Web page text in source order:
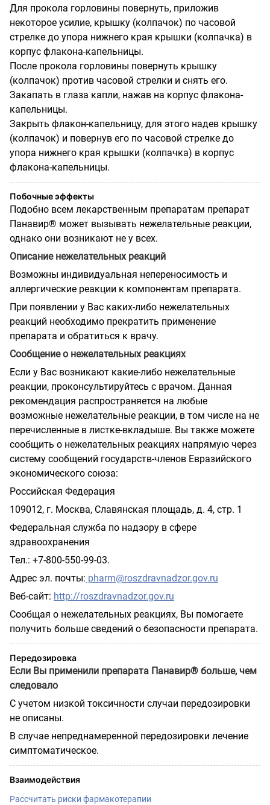
Для прокола горловины повернуть, приложив
некоторое усилие, крышку (колпачок) по часовой
стрелке до упора нижнего края крышки (колпачка) в
корпус флакона-капельницы.
После прокола горловины повернуть крышку
(колпачок) против часовой стрелки и снять его.
Закапать в глаза капли, нажав на корпус флакона-
капельницы.
Закрыть флакон-капельницу, для этого надев крышку
(колпачок) и повернув его по часовой стрелке до
упора нижнего края крышки (колпачка) в корпус
флакона-капельницы.
Побочные эффекты
Подобно всем лекарственным препаратам препарат
Панавир® может вызывать нежелательные реакции,
однако они возникают не у всех.
Описание нежелательных реакций
Возможны индивидуальная непереносимость и
аллергические реакции к компонентам препарата.
При появлении у Вас каких-либо нежелательных
реакций необходимо прекратить применение
препарата и обратиться к врачу.
Сообщение о нежелательных реакциях
Если у Вас возникают какие-либо нежелательные
реакции, проконсультируйтесь с врачом. Данная
рекомендация распространяется на любые
возможные нежелательные реакции, в том числе на не
перечисленные в листке-вкладыше. Вы также можете
сообщить о нежелательных реакциях напрямую через
систему сообщений государств-членов Евразийского
экономического союза:
Российская Федерация
109012, г. Москва, Славянская площадь, д. 4, стр. 1
Федеральная служба по надзору в сфере
здравоохранения
Тел.: +7-800-550-99-03.
Адрес эл. почты: pharm@roszdravnadzor.gov.ru
Веб-сайт: http://roszdravnadzor.gov.ru
Сообщая о нежелательных реакциях, Вы помогаете
получить больше сведений о безопасности препарата.
Передозировка
Если Вы применили препарата Панавир® больше, чем
следовало
С учетом низкой токсичности случаи передозировки
не описаны.
В случае непреднамеренной передозировки лечение
симптоматическое.
Взаимодействия
Рассчитать риски фармакотерапии